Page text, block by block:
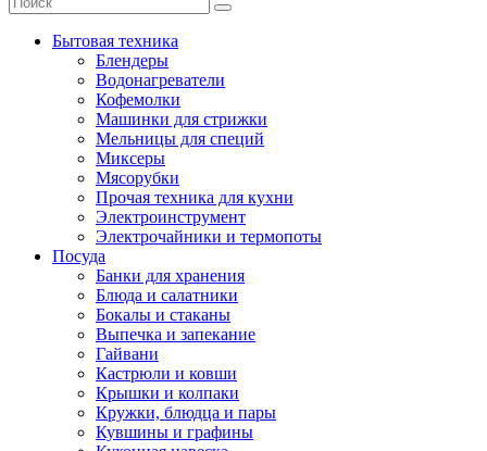
Бытовая техника
Блендеры
Водонагреватели
Кофемолки
Машинки для стрижки
Мельницы для специй
Миксеры
Мясорубки
Прочая техника для кухни
Электроинструмент
Электрочайники и термопоты
Посуда
Банки для хранения
Блюда и салатники
Бокалы и стаканы
Выпечка и запекание
Гайвани
Кастрюли и ковши
Крышки и колпаки
Кружки, блюдца и пары
Кувшины и графины